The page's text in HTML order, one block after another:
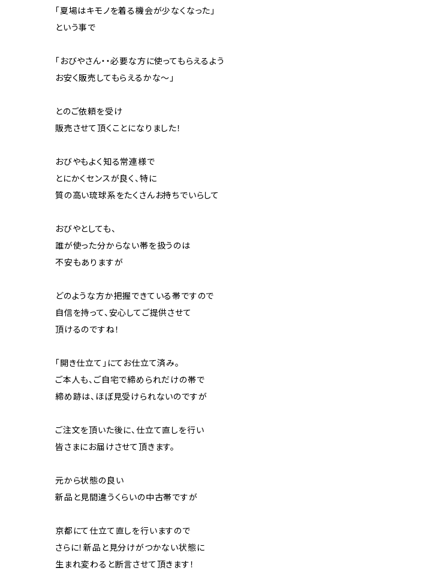
「夏場はキモノを着る機会が少なくなった」
という事で
「おびやさん・・必要な方に使ってもらえるよう
お安く販売してもらえるかな～」
とのご依頼を受け
販売させて頂くことになりました！
おびやもよく知る常連様で
とにかくセンスが良く、特に
質の高い琉球系をたくさんお持ちでいらして
おびやとしても、
誰が使った分からない帯を扱うのは
不安もありますが
どのような方か把握できている帯ですので
自信を持って、安心してご提供させて
頂けるのですね！
「開き仕立て」にてお仕立て済み。
ご本人も、ご自宅で締められだけの帯で
締め跡は、ほぼ見受けられないのですが
ご注文を頂いた後に、仕立て直しを行い
皆さまにお届けさせて頂きます。
元から状態の良い
新品と見間違うくらいの中古帯ですが
京都にて仕立て直しを行いますので
さらに！新品と見分けがつかない状態に
生まれ変わると断言させて頂きます！